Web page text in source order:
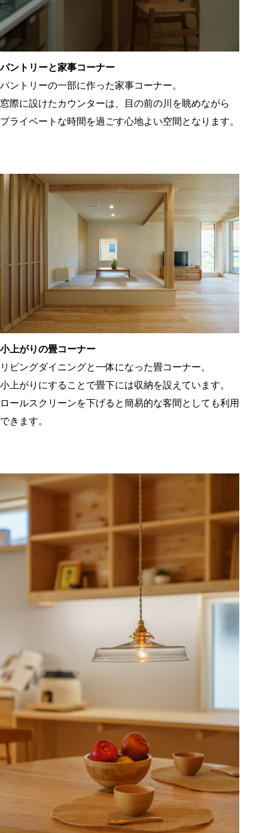
パントリーと家事コーナー
パントリーの一部に作った家事コーナー。
窓際に設けたカウンターは、目の前の川を眺めながら
プライベートな時間を過ごす心地よい空間となります。
小上がりの畳コーナー
リビングダイニングと一体になった畳コーナー。
小上がりにすることで畳下には収納を設えています。
ロールスクリーンを下げると簡易的な客間としても利用
できます。